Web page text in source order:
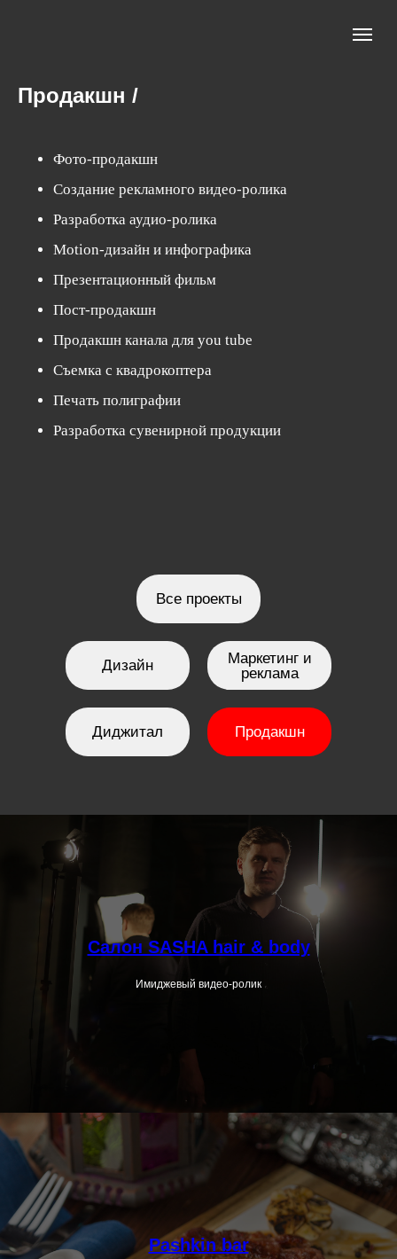
Продакшн /
Фото-продакшн
Создание рекламного видео-ролика
Разработка аудио-ролика
Motion-дизайн и инфографика
Презентационный фильм
Пост-продакшн
Продакшн канала для you tube
Съемка с квадрокоптера
Печать полиграфии
Разработка сувенирной продукции
Все проекты
Дизайн
Маркетинг и
реклама
Диджитал Продакшн
Салон SASHA hair & body
Имиджевый видео-ролик
Pashkin bar